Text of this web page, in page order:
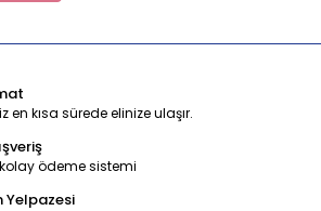
en kısa sürede elinize ulaşır.
ödeme sistemi
Yelpazesi